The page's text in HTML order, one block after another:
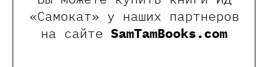
«Самокат» у наших партнеров
на сайте SamTamBooks.com
Оставить отзыв